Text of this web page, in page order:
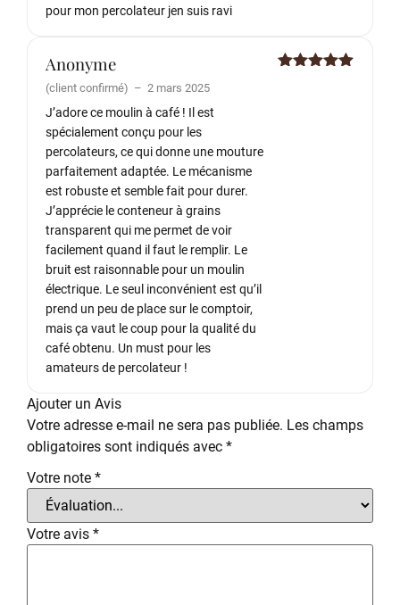
pour mon percolateur jen suis ravi
Anonyme
(client confirmé) – 2 mars 2025
J’adore ce moulin à café ! Il est
spécialement conçu pour les
percolateurs, ce qui donne une mouture
parfaitement adaptée. Le mécanisme
est robuste et semble fait pour durer.
J’apprécie le conteneur à grains
transparent qui me permet de voir
facilement quand il faut le remplir. Le
bruit est raisonnable pour un moulin
électrique. Le seul inconvénient est qu’il
prend un peu de place sur le comptoir,
mais ça vaut le coup pour la qualité du
café obtenu. Un must pour les
amateurs de percolateur !
Ajouter un Avis
Votre adresse e-mail ne sera pas publiée. Les champs
obligatoires sont indiqués avec *
Votre note *
Votre avis *